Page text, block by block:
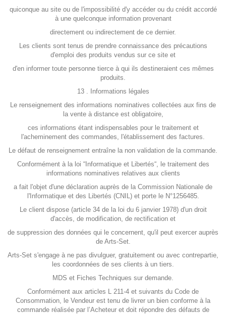
quiconque au site ou de l'impossibilité d'y accéder ou du crédit accordé
à une quelconque information provenant
directement ou indirectement de ce dernier.
Les clients sont tenus de prendre connaissance des précautions
d'emploi des produits vendus sur ce site et
d'en informer toute personne tierce à qui ils destineraient ces mêmes
produits.
13 . Informations légales
Le renseignement des informations nominatives collectées aux fins de
la vente à distance est obligatoire,
ces informations étant indispensables pour le traitement et
l'acheminement des commandes, l'établissement des factures.
Le défaut de renseignement entraîne la non validation de la commande.
Conformément à la loi “Informatique et Libertés“, le traitement des
informations nominatives relatives aux clients
a fait l'objet d'une déclaration auprès de la Commission Nationale de
l'Informatique et des Libertés (CNIL) et porte le N°1256485.
Le client dispose (article 34 de la loi du 6 janvier 1978) d'un droit
d'accès, de modification, de rectification et
de suppression des données qui le concernent, qu'il peut exercer auprès
de Arts-Set.
Arts-Set s'engage à ne pas divulguer, gratuitement ou avec contrepartie,
les coordonnées de ses clients à un tiers.
MDS et Fiches Techniques sur demande.
Conformément aux articles L 211-4 et suivants du Code de
Consommation, le Vendeur est tenu de livrer un bien conforme à la
commande réalisée par l’Acheteur et doit répondre des défauts de